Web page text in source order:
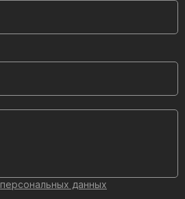
персональных данных